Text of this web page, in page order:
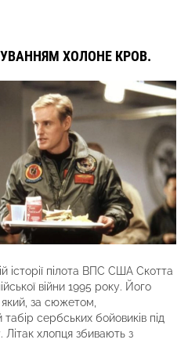
ХОЛОНЕ КРОВ.
історії пілота ВПС США Скотта
війни 1995 року. Його
за сюжетом,
сербських бойовиків під
Літак хлопця збивають з